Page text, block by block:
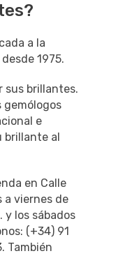
a la
1975.
sus brillantes.
gemólogos
e
brillante al
en Calle
a viernes de
y los sábados
(+34) 91
También